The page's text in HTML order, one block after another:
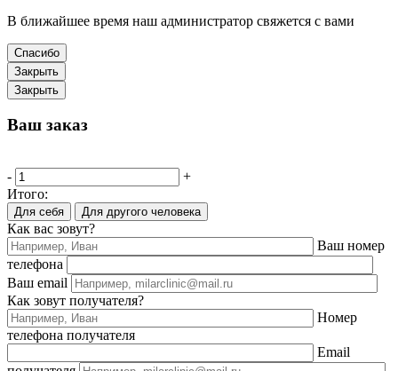
В ближайшее время наш администратор свяжется с вами
Спасибо
Закрыть
Закрыть
Ваш заказ
-
+
Итого:
Для себя Для другого человека
Как вас зовут?
Ваш номер
телефона
Ваш email
Как зовут получателя?
Номер
телефона получателя
Email